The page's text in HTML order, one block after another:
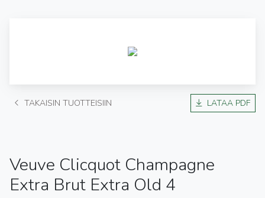
TAKAISIN TUOTTEISIIN LATAA PDF
Veuve Clicquot Champagne
Extra Brut Extra Old 4